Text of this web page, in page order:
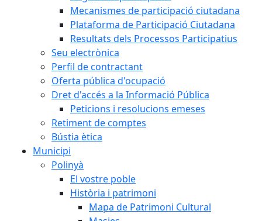
Mecanismes de participació ciutadana
Plataforma de Participació Ciutadana
Resultats dels Processos Participatius
Seu electrònica
Perfil de contractant
Oferta pública d'ocupació
Dret d'accés a la Informació Pública
Peticions i resolucions emeses
Retiment de comptes
Bústia ètica
Municipi
Polinyà
El vostre poble
Història i patrimoni
Mapa de Patrimoni Cultural